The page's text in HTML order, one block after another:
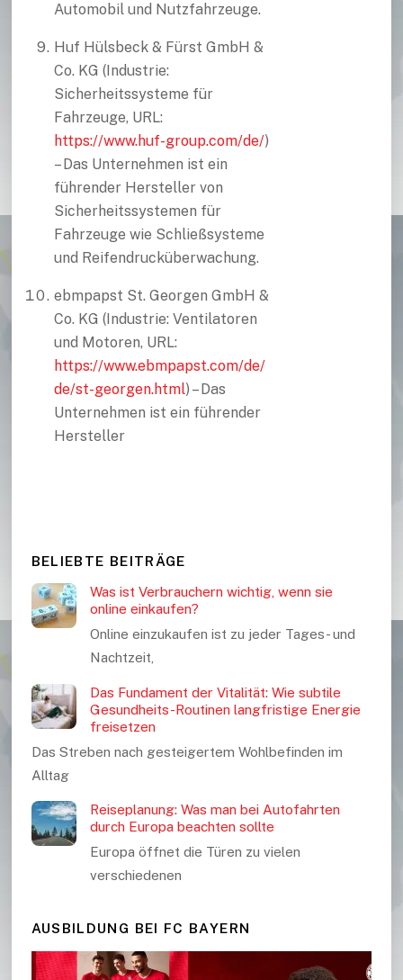
Automobil und Nutzfahrzeuge.
Huf Hülsbeck & Fürst GmbH &
Co. KG (Industrie:
Sicherheitssysteme für
Fahrzeuge, URL:
https://www.huf-group.com/de/)
– Das Unternehmen ist ein
führender Hersteller von
Sicherheitssystemen für
Fahrzeuge wie Schließsysteme
und Reifendrucküberwachung.
ebmpapst St. Georgen GmbH &
Co. KG (Industrie: Ventilatoren
und Motoren, URL:
https://www.ebmpapst.com/de/
de/st-georgen.html) – Das
Unternehmen ist ein führender
Hersteller
BELIEBTE BEITRÄGE
Was ist Verbrauchern wichtig, wenn sie
online einkaufen?
Online einzukaufen ist zu jeder Tages- und
Nachtzeit,
Das Fundament der Vitalität: Wie subtile
Gesundheits-Routinen langfristige Energie
freisetzen
Das Streben nach gesteigertem Wohlbefinden im
Alltag
Reiseplanung: Was man bei Autofahrten
durch Europa beachten sollte
Europa öffnet die Türen zu vielen
verschiedenen
AUSBILDUNG BEI FC BAYERN